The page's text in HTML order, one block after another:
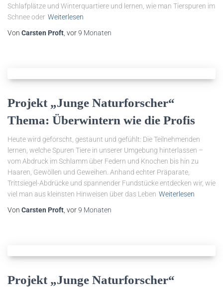
Schlafplätze und Winterquartiere und lernen, wie man Tierspuren im
Schnee oder Weiterlesen
Von Carsten Proft , vor9 Monaten
Projekt „Junge Naturforscher“
Thema: Überwintern wie die Profis
Heute wird geforscht, gestaunt und gefühlt: Die Teilnehmenden
lernen, welche Spuren Tiere in unserer Umgebung hinterlassen –
vom Abdruck im Schlamm über Federn und Knochen bis hin zu
Haaren, Gewöllen und Geweihen. Anhand echter Präparate,
Trittsiegel-Abdrücke und spannender Fundstücke entdecken wir, wie
viel man aus kleinsten Hinweisen über das Leben Weiterlesen
Von Carsten Proft , vor9 Monaten
Projekt „Junge Naturforscher“